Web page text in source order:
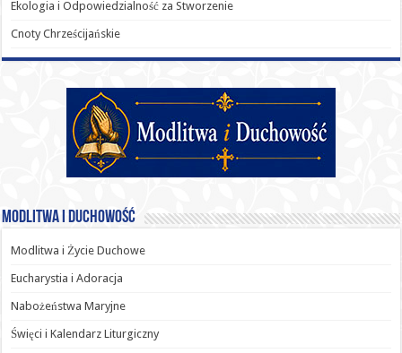
Ekologia i Odpowiedzialność za Stworzenie
Cnoty Chrześcijańskie
Modlitwa i Duchowość
Modlitwa i Życie Duchowe
Eucharystia i Adoracja
Nabożeństwa Maryjne
Święci i Kalendarz Liturgiczny